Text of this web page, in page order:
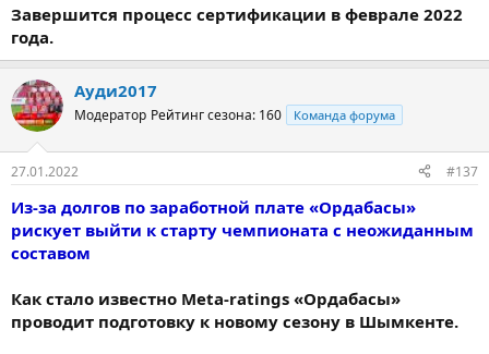
Завершится процесс сертификации в феврале 2022
года.
Ауди2017
Модератор Рейтинг сезона: 160 Команда форума
27.01.2022 #137
Из-за долгов по заработной плате «Ордабасы»
рискует выйти к старту чемпионата с неожиданным
составом
Как стало известно Meta-ratings «Ордабасы»
проводит подготовку к новому сезону в Шымкенте.